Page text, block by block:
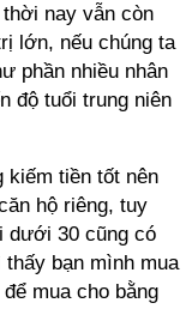
nay vẫn còn
lớn, nếu chúng ta
phần nhiều nhân
độ tuổi trung niên
kiếm tiền tốt nên
hộ riêng, tuy
dưới 30 cũng có
bạn mình mua
mua cho bằng